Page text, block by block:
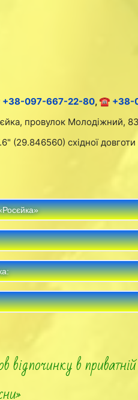
097-667-22-80,☎ +38-
провулок Молодіжний, 83
(29.846560) східної довготи
в